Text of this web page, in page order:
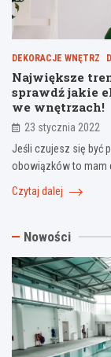
DEKORACJE WNĘTRZ
Największe
sprawdź jakie
we wnętrzach!
23 stycznia 2022
Jeśli czujesz się być
obowiązków to mam
Czytaj dalej
Nowości